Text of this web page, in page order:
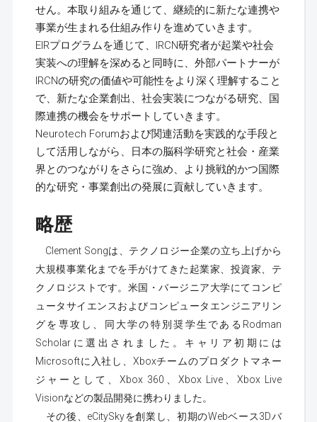
せん。本取り組みを通じて、継続的に新たな連携や
事業が生まれる仕組み作りを進めていきます。
EIRプログラムを通じて、IRCN研究者が起業や社会
実装への理解を深めると同時に、外部パートナーが
IRCNの研究の価値や可能性をより深く理解すること
で、新たな企業創出、社会実装につながる研究、国
際連携の機会をサポートしていきます。
Neurotech Forumおよび関連活動を実践的な手段と
して活用しながら、日本の脳科学研究と社会・産業
界とのつながりをさらに強め、より挑戦的かつ国際
的な研究・事業創出の発展に貢献していきます。
略歴
Clement Songは、テクノロジー企業の立ち上げから
大規模事業化までを手がけてきた起業家、投資家、テ
クノロジストです。米国・バージニア大学にてコンピ
ュータサイエンスおよびコンピュータエンジニアリン
グを専攻し、同大学の特別奨学生であるRodman
Scholarに選出されました。キャリア初期には
Microsoftに入社し、Xboxチームのプロダクトマネー
ジャーとして、Xbox 360、Xbox Live、Xbox Live
Visionなどの製品開発に携わりました。
その後、eCitySkyを創業し、初期のWebベース3Dバ